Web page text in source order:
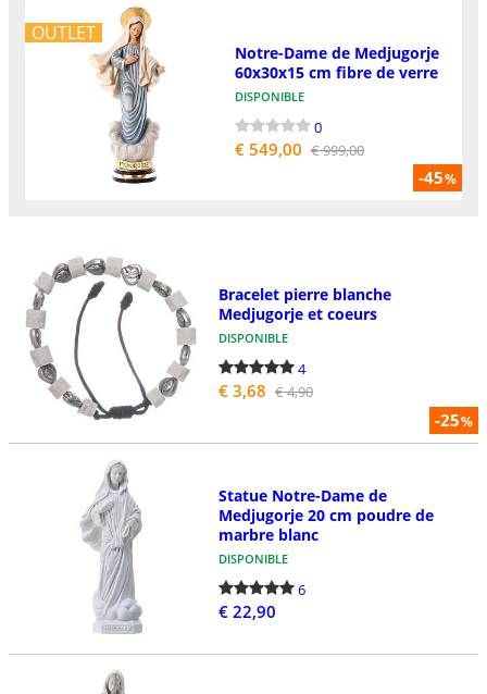
OUTLET
-45%
Notre-Dame de Medjugorje
60x30x15 cm fibre de verre
DISPONIBLE
0
€ 549,00 € 999,00
-25%
Bracelet pierre blanche
Medjugorje et coeurs
DISPONIBLE
4
€ 3,68 € 4,90
Statue Notre-Dame de
Medjugorje 20 cm poudre de
marbre blanc
DISPONIBLE
6
€ 22,90